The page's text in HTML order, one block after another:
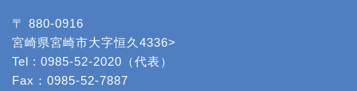
〒 880-0916
宮崎県宮崎市大字恒久4336>
Tel : 0985-52-2020（代表）
Fax：0985-52-7887